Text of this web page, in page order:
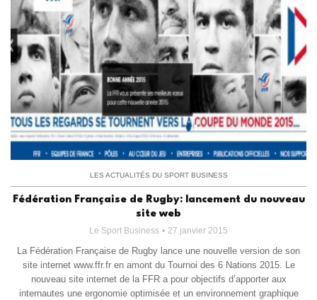
LES ACTUALITÉS DU SPORT BUSINESS
Fédération Française de Rugby: lancement du nouveau
site web
Le Sport Business 27 janvier 2015
La Fédération Française de Rugby lance une nouvelle version de son
site internet www.ffr.fr en amont du Tournoi des 6 Nations 2015. Le
nouveau site internet de la FFR a pour objectifs d’apporter aux
internautes une ergonomie optimisée et un environnement graphique